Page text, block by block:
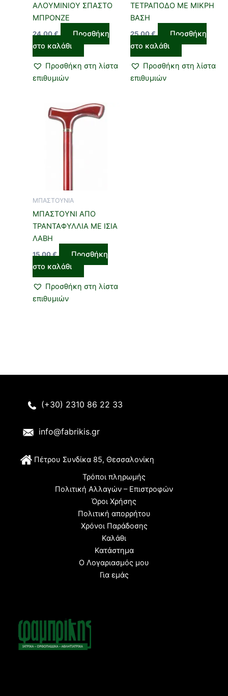
ΑΛΟΥΜΙΝΙΟΥ ΣΠΑΣΤΟ
ΜΠΡΟΝΖΕ
24,00€
Προσθήκη
στο καλάθι
Προσθήκη στη λίστα
επιθυμιών
ΤΕΤΡΑΠΟΔΟ ΜΕ ΜΙΚΡΗ
ΒΑΣΗ
25,00€
Προσθήκη
στο καλάθι
Προσθήκη στη λίστα
επιθυμιών
ΜΠΑΣΤΟΥΝΙΑ
ΜΠΑΣΤΟΥΝΙ ΑΠΟ
ΤΡΑΝΤΑΦΥΛΛΙΑ ΜΕ ΙΣΙΑ
ΛΑΒΗ
15,00€
Προσθήκη
στο καλάθι
Προσθήκη στη λίστα
επιθυμιών
(+30) 2310 86 22 33
info@fabrikis.gr
Πέτρου Συνδίκα 85, Θεσσαλονίκη
Τρόποι πληρωμής
Πολιτική Αλλαγών – Επιστροφών
Όροι Χρήσης
Πολιτική απορρήτου
Χρόνοι Παράδοσης
Καλάθι
Κατάστημα
Ο Λογαριασμός μου
Για εμάς